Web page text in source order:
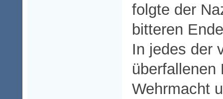
folgte der
bitteren
In jedes der
überfallenen
Wehrmacht